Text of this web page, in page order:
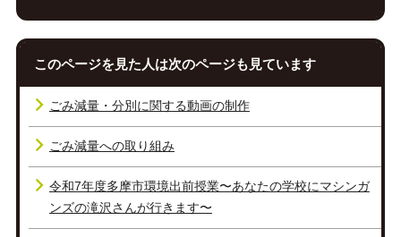
このページを見た人は次のページも見ています
ごみ減量・分別に関する動画の制作
ごみ減量への取り組み
令和7年度多摩市環境出前授業〜あなたの学校にマシンガ
ンズの滝沢さんが行きます〜